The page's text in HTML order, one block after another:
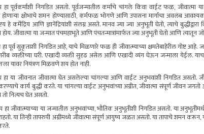
हापूर्वकर्मांशी निगडित असतो. पूर्वजन्मातील कर्मांचे चांगले किंवा वाईट फळ, जीवात्मा
क्षोभाचे शमन होण्यासाठी,कर्मफळभोगणे आणि उपासना मार्गाचा अवलंब
हेकर्मेंद्रिय आणि ज्ञानेंद्रियांशी संलग्न असते. मानव ज्याज्या अनुभूतीघेतो, त्याचे
होय. जीवात्मा या जन्मात पंचमहाभूते आणिपंचतन्मात्रांमार्फतज्याअनुभूतीघेतो आणि त्यातून
पूर्व सुकृताशी निगडित आहे, याचेमिळणारेफळ हीजीवात्म्याच्या क्षमतेबाहेरीलगोष्ट आहे.
व्यक्तीच्या घरी. एखादी व्यक्ती सुदृढ असेल आणि एखादी व्यंग घेऊन जन्माला येईल.
यावर नियंत्रण मिळवणेशयहोत नाही.
हा या जीवनात जीवात्मा घेत असलेल्या चांगल्या आणि वाईट अनुभवांशी निगडित असतो.
कार्य बुद्धी करते. या चांगल्या वाईट अनुभवांच्याअग्नीत, जीवात्मा संपूर्ण जीवन
नित्यच घेत असतो.
हाजीवात्म्याच्याया जन्मातील अनुभवांच्या, भौतिकअनुभूतीशीनिगडित असतो. या
या तिन्हीतापरुपीअग्नींमध्येजीवात्मा संपूर्ण आयुष्य जळत असतो. या तापाचे शमन करून,